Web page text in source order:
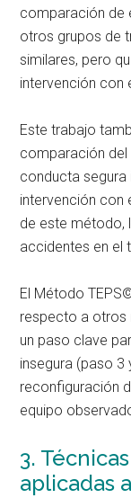
comparación de
otros grupos de
similares, pero
intervención con
Este trabajo
comparación
conducta segura
intervención con
de este método,
accidentes en el
El Método
respecto a otros
un paso clave
insegura (paso
reconfiguración
equipo
3.
aplicadas